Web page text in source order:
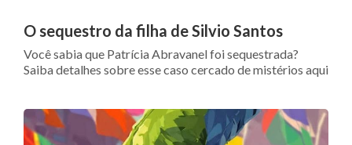
O sequestro da filha de Silvio Santos
Você sabia que Patrícia Abravanel foi sequestrada?
Saiba detalhes sobre esse caso cercado de mistérios aqui